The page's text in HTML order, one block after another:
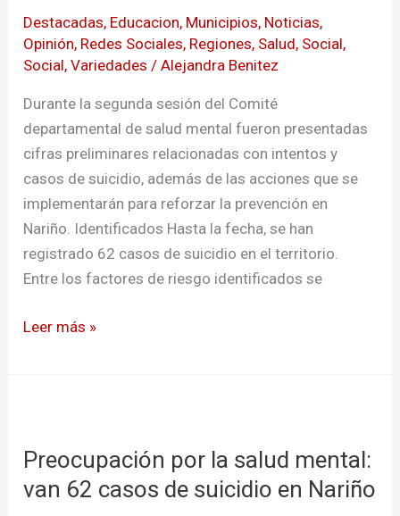
Destacadas, Educacion, Municipios, Noticias,
Opinión, Redes Sociales, Regiones, Salud, Social,
Social,Variedades /Alejandra Benitez
Durante la segunda sesión del Comité
departamental de salud mental fueron presentadas
cifras preliminares relacionadas con intentos y
casos de suicidio, además de las acciones que se
implementarán para reforzar la prevención en
Nariño. Identificados Hasta la fecha, se han
registrado 62 casos de suicidio en el territorio.
Entre los factores de riesgo identificados se
reportaron
62
casos
de
suicidio
en
Nariño
Leer más »
Preocupación por la salud mental:
van 62 casos de suicidio en Nariño
la
salud